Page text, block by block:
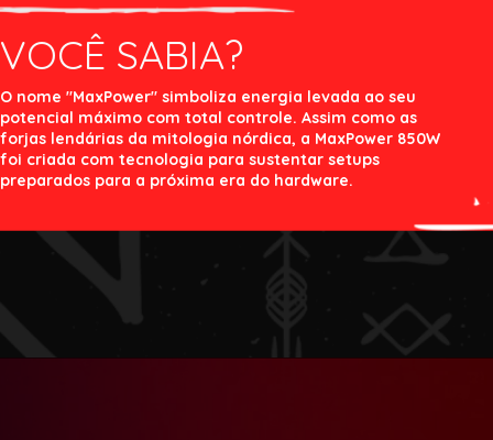
VOCÊ SABIA?
O nome "MaxPower" simboliza energia levada ao seu
potencial máximo com total controle. Assim como as
forjas lendárias da mitologia nórdica, a MaxPower 850W
foi criada com tecnologia para sustentar setups
preparados para a próxima era do hardware.